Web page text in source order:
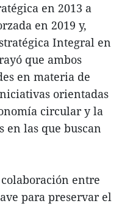
en 2013 a
en 2019 y,
Integral en
que ambos
en materia de
orientadas
circular y la
en las que buscan
entre
para preservar el